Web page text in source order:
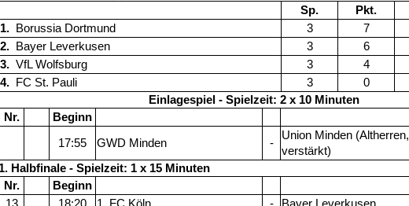
Sp.
Pkt.
1. Borussia Dortmund 3 7
2. Bayer Leverkusen 3 6
3. VfL Wolfsburg 3 4
4. FC St. Pauli 3 0
Einlagespiel - Spielzeit: 2 x 10 Minuten
Nr.
Beginn
17:55
GWD Minden -
Union Minden (Altherren,
verstärkt)
1. Halbfinale - Spielzeit: 1 x 15 Minuten
Nr.
Beginn
13
18:20 1. FC Köln - Bayer Leverkusen